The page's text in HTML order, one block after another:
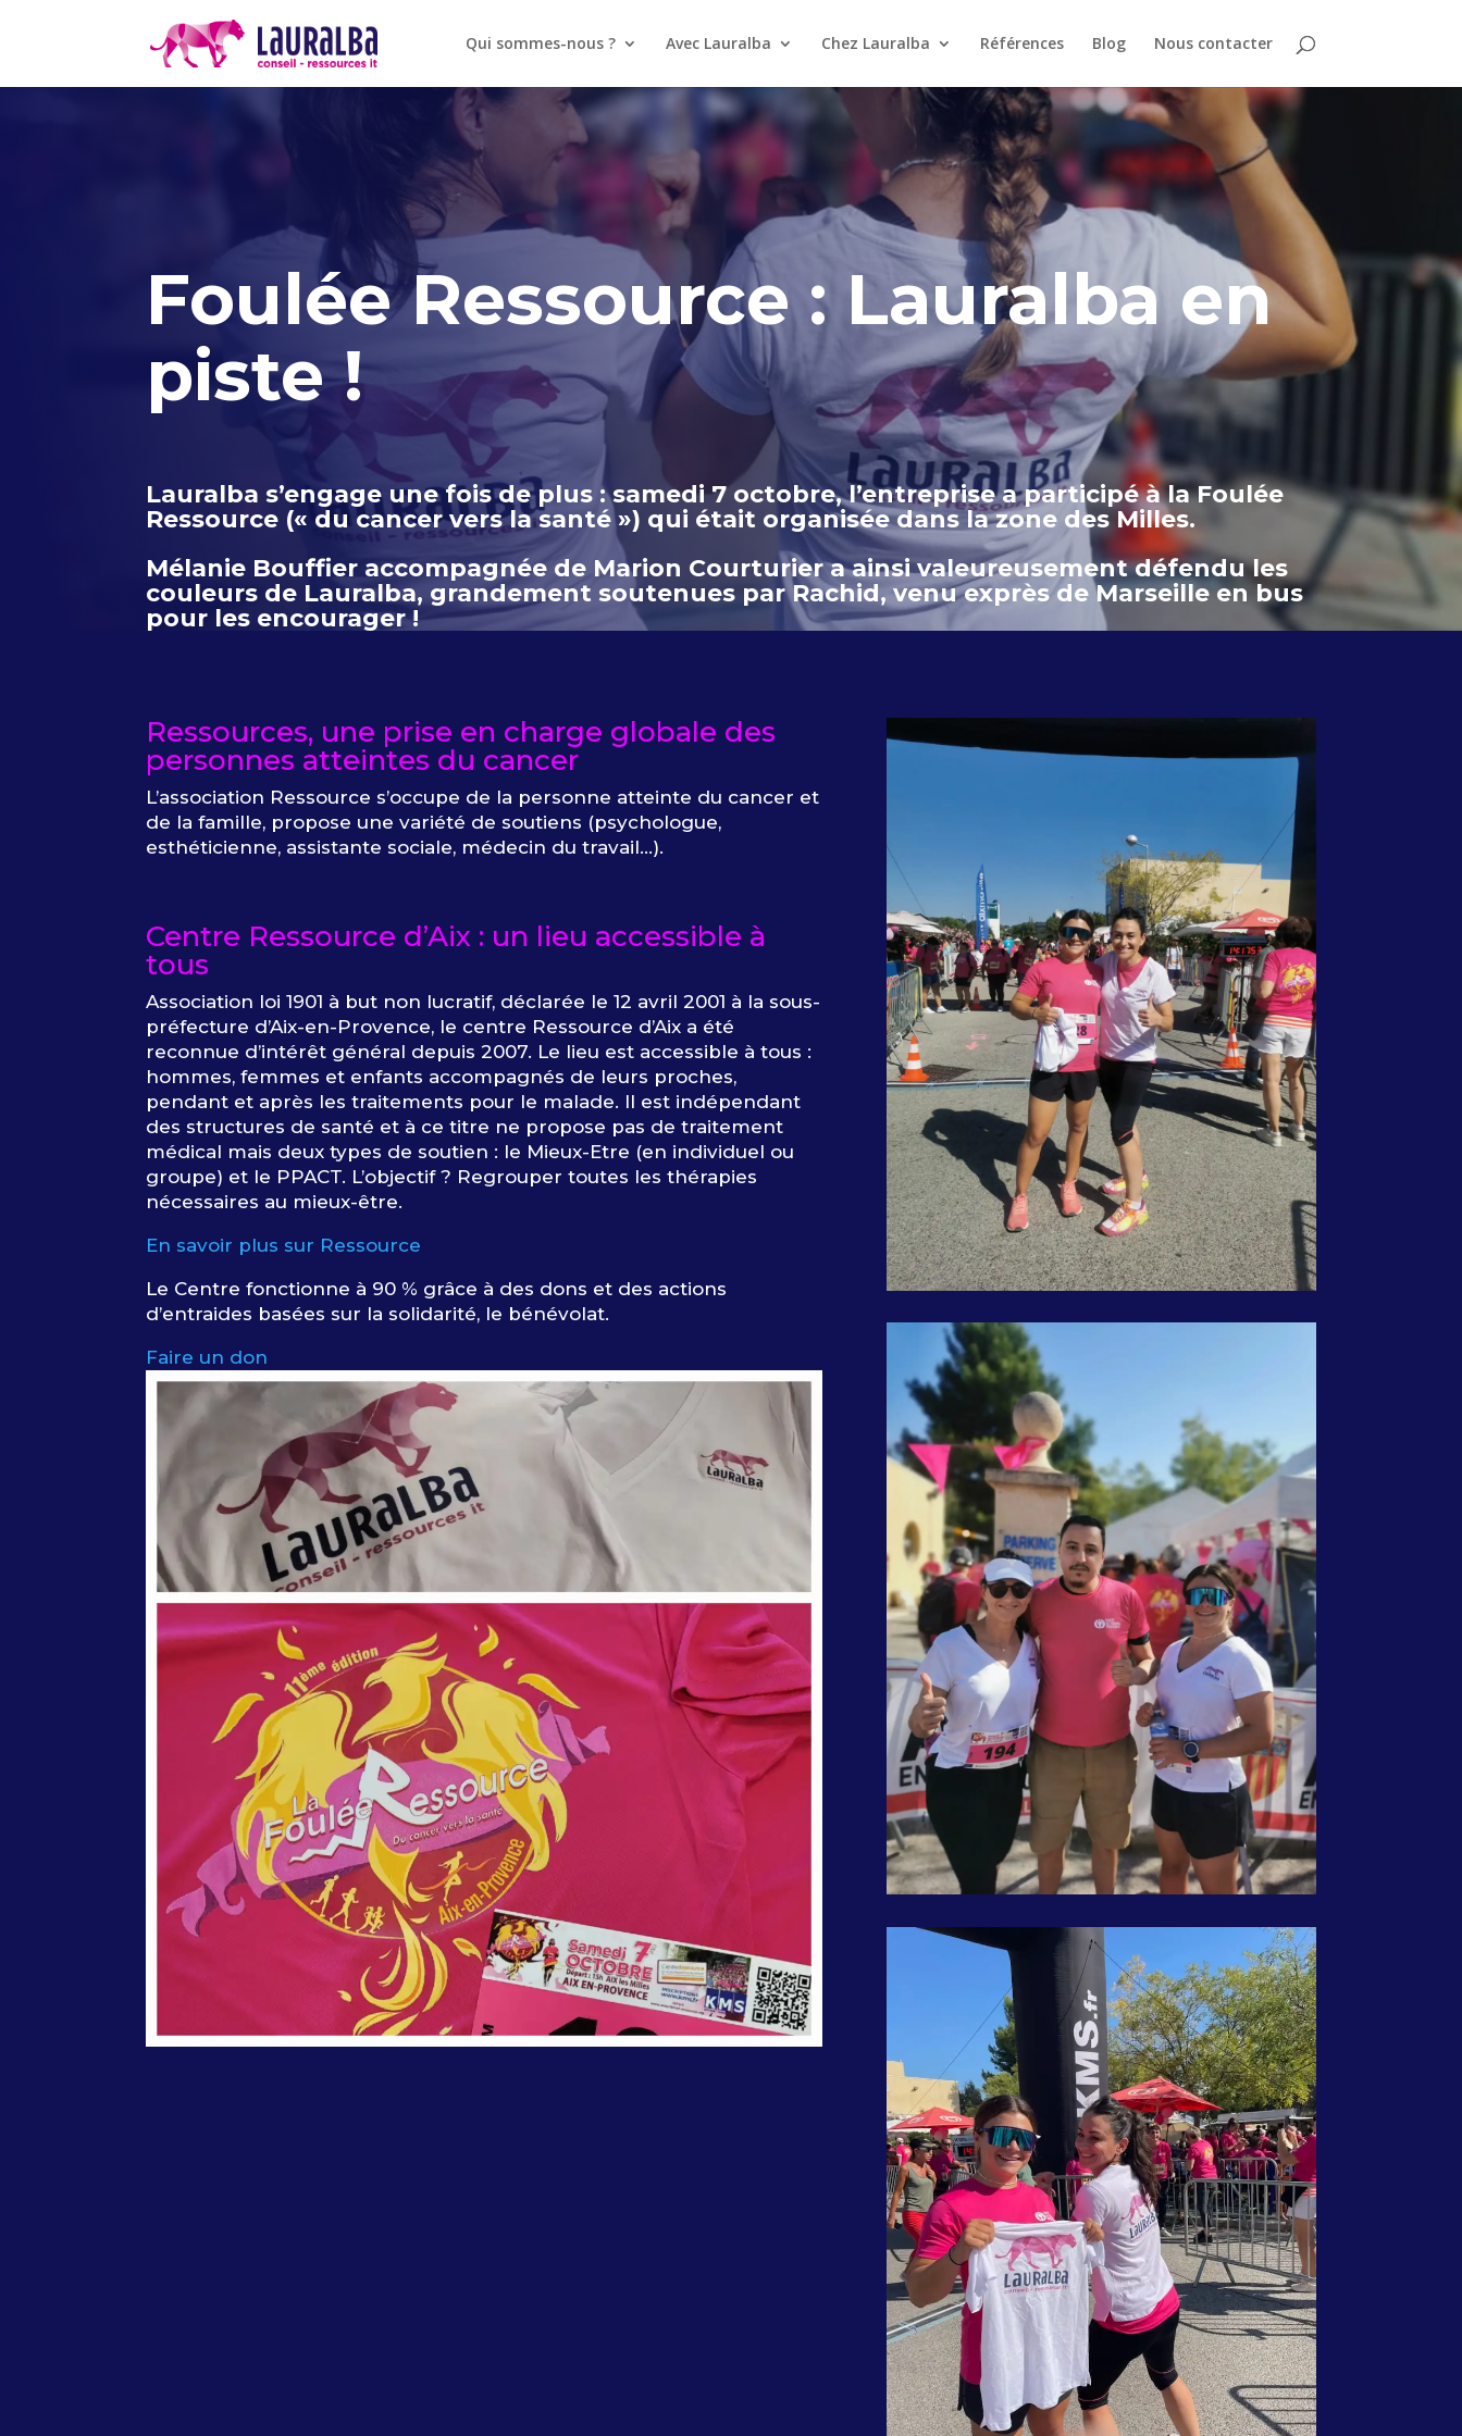
Qui sommes-nous ? Avec Lauralba Chez Lauralba Références Blog Nous contacter
Foulée Ressource : Lauralba en
piste !
Lauralba s’engage une fois de plus : samedi 7 octobre, l’entreprise a participé à la Foulée
Ressource (« du cancer vers la santé ») qui était organisée dans la zone des Milles.
Mélanie Bouffier accompagnée de Marion Courturier a ainsi valeureusement défendu les
couleurs de Lauralba, grandement soutenues par Rachid, venu exprès de Marseille en bus
pour les encourager !
Ressources, une prise en charge globale des
personnes atteintes du cancer
L’association Ressource s’occupe de la personne atteinte du cancer et
de la famille, propose une variété de soutiens (psychologue,
esthéticienne, assistante sociale, médecin du travail…).
Centre Ressource d’Aix : un lieu accessible à
tous
Association loi 1901 à but non lucratif, déclarée le 12 avril 2001 à la sous-
préfecture d’Aix-en-Provence, le centre Ressource d’Aix a été
reconnue d’intérêt général depuis 2007. Le lieu est accessible à tous :
hommes, femmes et enfants accompagnés de leurs proches,
pendant et après les traitements pour le malade. Il est indépendant
des structures de santé et à ce titre ne propose pas de traitement
médical mais deux types de soutien : le Mieux-Etre (en individuel ou
groupe) et le PPACT. L’objectif ? Regrouper toutes les thérapies
nécessaires au mieux-être.
En savoir plus sur Ressource
Le Centre fonctionne à 90 % grâce à des dons et des actions
d’entraides basées sur la solidarité, le bénévolat.
Faire un don